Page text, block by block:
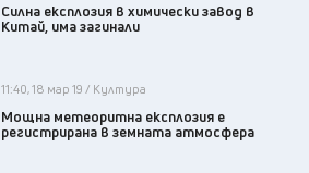
Силна експлозия в химически завод в
Китай, има загинали
11:40, 18 мар 19 / Култура
Мощна метеоритна експлозия е
регистрирана в земната атмосфера